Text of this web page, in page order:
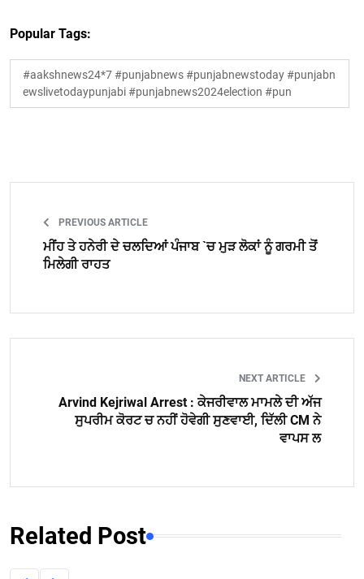
Popular Tags:
#aakshnews24*7 #punjabnews #punjabnewstoday #punjabn
ewslivetodaypunjabi #punjabnews2024election #pun
PREVIOUS ARTICLE
ਮੀਂਹ ਤੇ ਹਨੇਰੀ ਦੇ ਚਲਦਿਆਂ ਪੰਜਾਬ `ਚ ਮੁੜ ਲੋਕਾਂ ਨੂੰ ਗਰਮੀ ਤੋਂ
ਮਿਲੇਗੀ ਰਾਹਤ
NEXT ARTICLE
Arvind Kejriwal Arrest : ਕੇਜਰੀਵਾਲ ਮਾਮਲੇ ਦੀ ਅੱਜ
ਸੁਪਰੀਮ ਕੋਰਟ ਚ ਨਹੀਂ ਹੋਵੇਗੀ ਸੁਣਵਾਈ, ਦਿੱਲੀ CM ਨੇ
ਵਾਪਸ ਲ
Related Post